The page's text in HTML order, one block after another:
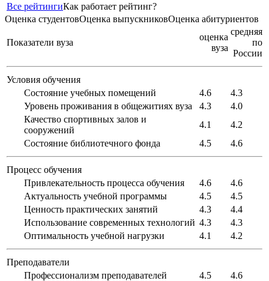
Все рейтингиКак работает рейтинг?
Оценка студентовОценка выпускниковОценка абитуриентов
Показатели вуза
оценка
вуза
средняя
по
России
Условия обучения
Состояние учебных помещений
4.6
4.3
Уровень проживания в общежитиях вуза
4.3
4.0
Качество спортивных залов и
сооружений
4.1
4.2
Состояние библиотечного фонда
4.5 4.6
Процесс обучения
Привлекательность процесса обучения
4.6
4.6
Актуальность учебной программы
4.5
4.5
Ценность практических занятий
4.3
4.4
Использование современных технологий 4.3
4.3
Оптимальность учебной нагрузки
4.1 4.2
Преподаватели
Профессионализм преподавателей
4.5
4.6